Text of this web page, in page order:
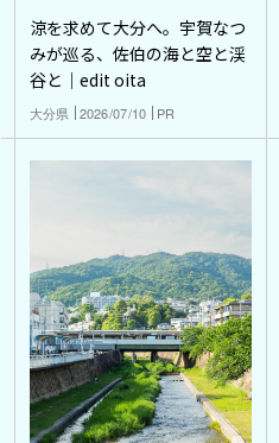
涼を求めて大分へ。宇賀なつ
みが巡る、佐伯の海と空と渓
谷と｜edit oita
大分県 2026/07/10 PR